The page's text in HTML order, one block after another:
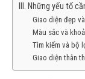
III. Những yếu tố
Giao diện đẹp
Màu sắc và
Tìm kiếm và bộ
Giao diện thân